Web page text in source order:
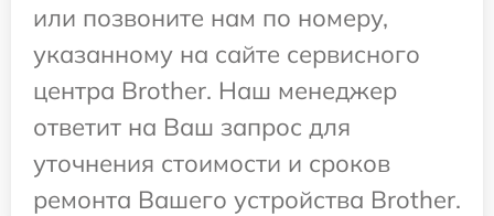
или позвоните нам по номеру,
указанному на сайте сервисного
центра Brother. Наш менеджер
ответит на Ваш запрос для
уточнения стоимости и сроков
ремонта Вашего устройства Brother.